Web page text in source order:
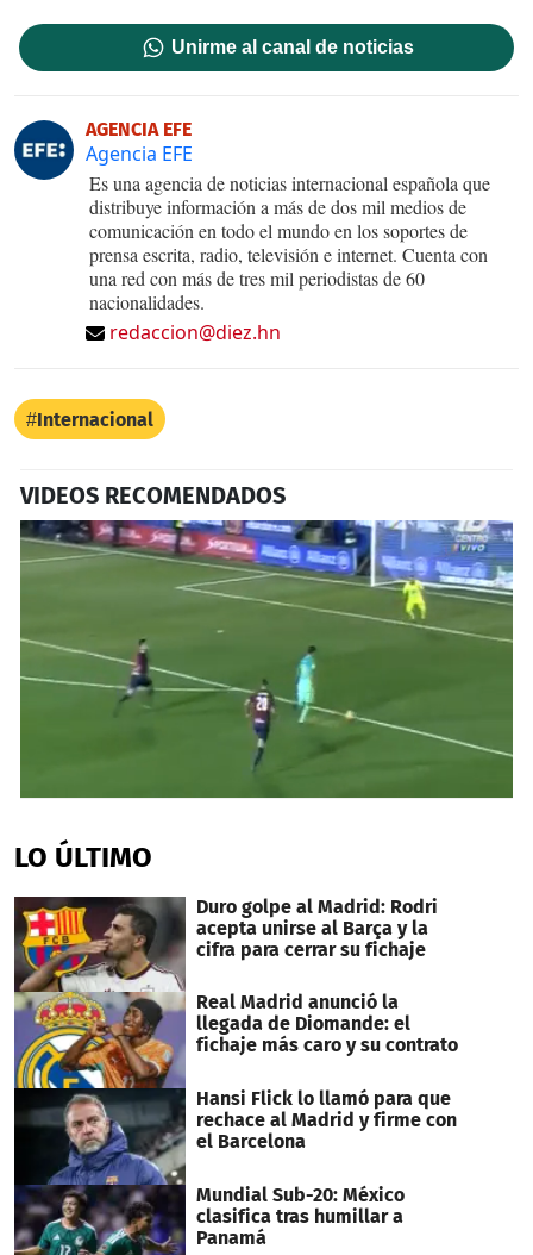
Unirme al canal de noticias
AGENCIA EFE
Agencia EFE
Es una agencia de noticias internacional española que
distribuye información a más de dos mil medios de
comunicación en todo el mundo en los soportes de
prensa escrita, radio, televisión e internet. Cuenta con
una red con más de tres mil periodistas de 60
nacionalidades.
redaccion@diez.hn
Internacional
VIDEOS RECOMENDADOS
of
38
LO ÚLTIMO
Duro golpe al Madrid: Rodri
acepta unirse al Barça y la
cifra para cerrar su fichaje
Real Madrid anunció la
llegada de Diomande: el
fichaje más caro y su contrato
Hansi Flick lo llamó para que
rechace al Madrid y firme con
el Barcelona
Mundial Sub-20: México
clasifica tras humillar a
Panamá